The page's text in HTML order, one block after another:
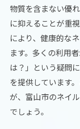
物質を含まない優
に抑えることが重
により、健康的な
ます。多くの利用
は？」という疑問
を提供しています
が、富山市のネイ
でしょう。